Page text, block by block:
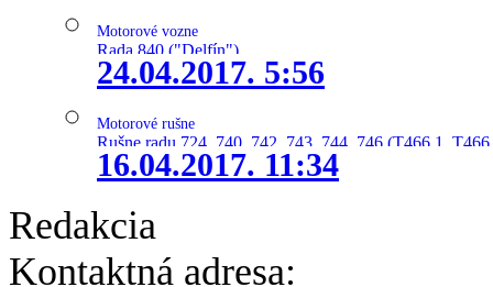
Motorové vozne
Rada 840 ("Delfín")
24.04.2017. 5:56
Motorové rušne
Rušne radu 724, 740, 742, 743, 744, 746 (T466.1,
16.04.2017. 11:34
Redakcia
Kontaktná adresa: